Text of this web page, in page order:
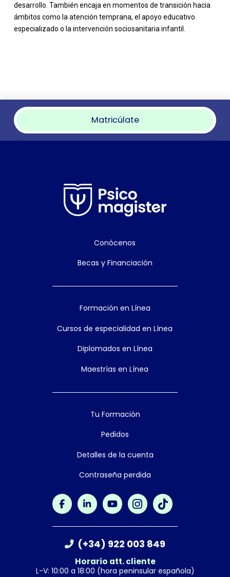
desarrollo. También encaja en momentos de transición hacia
ámbitos como la atención temprana, el apoyo educativo
especializado o la intervención sociosanitaria infantil.
Matricúlate
Conócenos
Becas y Financiación
Formación en Línea
Cursos de especialidad en Línea
Diplomados en Línea
Maestrías en Línea
Tu Formación
Pedidos
Detalles de la cuenta
Contraseña perdida
(+34) 922 003 849
Horario att. cliente
L-V: 10:00 a 18:00 (hora peninsular española)